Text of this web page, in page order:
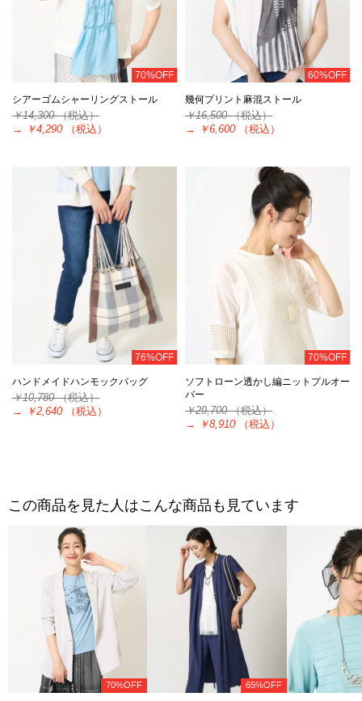
70%OFF
シアーゴムシャーリングストール
￥14,300（税込）
→
￥4,290 （税込）
60%OFF
幾何プリント麻混ストール
￥16,500（税込）
→
￥6,600 （税込）
76%OFF
ハンドメイドハンモックバッグ
￥10,780（税込）
→
￥2,640 （税込）
70%OFF
ソフトローン透かし編ニットプルオー
バー
￥29,700（税込）
→
￥8,910 （税込）
この商品を見た人はこんな商品も見ています
70%OFF 65%OFF